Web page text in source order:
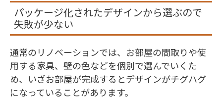
パッケージ化されたデザインから選ぶので
失敗が少ない
通常のリノベーションでは、お部屋の間取りや使
用する家具、壁の色などを個別で選んでいくた
め、いざお部屋が完成するとデザインがチグハグ
になっていることがあります。